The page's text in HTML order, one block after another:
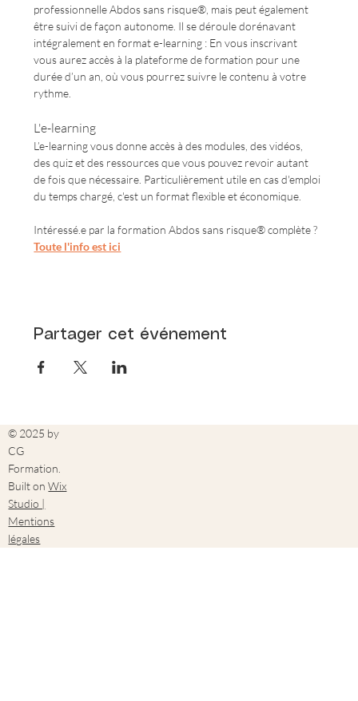
professionnelle Abdos sans risque®, mais peut également
être suivi de façon autonome. Il se déroule dorénavant
intégralement en format e-learning : En vous inscrivant
vous aurez accès à la plateforme de formation pour une
durée d’un an, où vous pourrez suivre le contenu à votre
rythme.
L'e-learning
L’e-learning vous donne accès à des modules, des vidéos,
des quiz et des ressources que vous pouvez revoir autant
de fois que nécessaire. Particulièrement utile en cas d'emploi
du temps chargé, c'est un format flexible et économique.
Intéressé.e par la formation Abdos sans risque® complète ?
Toute l'info est ici
Partager cet événement
© 2025 by
CG
Formation.
Built onWix
Studio |
Mentions
légales